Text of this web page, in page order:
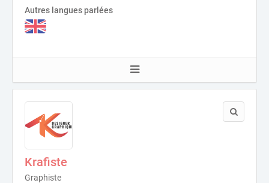
Autres langues parlées
Krafiste
Graphiste